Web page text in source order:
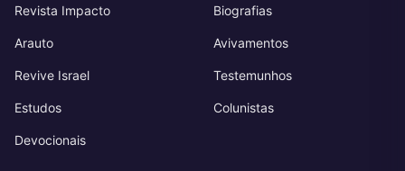
Revista Impacto
Arauto
Revive Israel
Estudos
Devocionais
Biografias
Avivamentos
Testemunhos
Colunistas